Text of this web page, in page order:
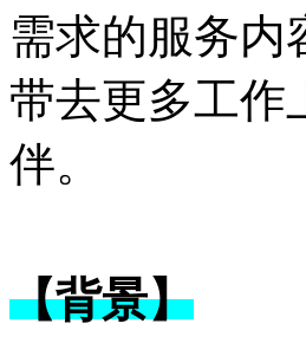
需求的服务内
带去更多工作
伴。
【背景】